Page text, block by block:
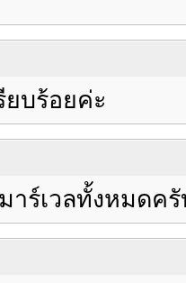
ยบร้อยค่ะ
าร์เวลทั้งหมด